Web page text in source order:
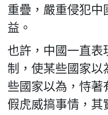
我們的立場
重疊，嚴重侵犯中
益。
也許，中國一直表
制，使某些國家以
些國家以為，恃著
假虎威搞事情，其